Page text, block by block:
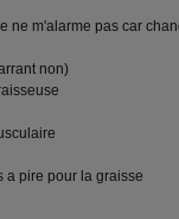
ne m'alarme pas car
non)
a pire pour la graisse